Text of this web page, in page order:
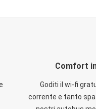
Comfort
Goditi il wi-fi
corrente e tanto